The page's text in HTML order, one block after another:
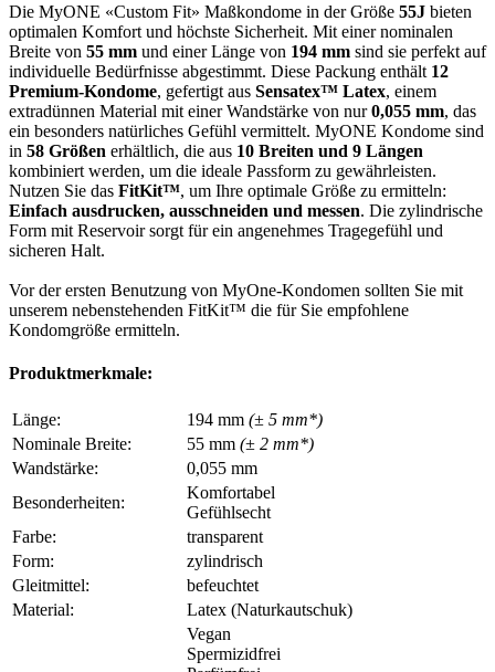
Die MyONE «Custom Fit» Maßkondome in der Größe 55J bieten
optimalen Komfort und höchste Sicherheit. Mit einer nominalen
Breite von 55 mm und einer Länge von 194 mm sind sie perfekt auf
individuelle Bedürfnisse abgestimmt. Diese Packung enthält 12
Premium-Kondome, gefertigt aus Sensatex™ Latex, einem
extradünnen Material mit einer Wandstärke von nur0,055 mm, das
ein besonders natürliches Gefühl vermittelt. MyONE Kondome sind
in 58 Größen erhältlich, die aus 10 Breiten und 9 Längen
kombiniert werden, um die ideale Passform zu gewährleisten.
Nutzen Sie das FitKit™, um Ihre optimale Größe zu ermitteln:
Einfach ausdrucken, ausschneiden und messen. Die zylindrische
Form mit Reservoir sorgt für ein angenehmes Tragegefühl und
sicheren Halt.
Vor der ersten Benutzung von MyOne-Kondomen sollten Sie mit
unserem nebenstehenden FitKit™ die für Sie empfohlene
Kondomgröße ermitteln.
Produktmerkmale:
Länge: 194 mm (± 5 mm*)
Nominale Breite:
55 mm (± 2 mm*)
Wandstärke:
0,055 mm
Besonderheiten:
Komfortabel
Gefühlsecht
Farbe:
transparent
Form:
zylindrisch
Gleitmittel:
befeuchtet
Material:
Latex (Naturkautschuk)
Vegan
Spermizidfrei